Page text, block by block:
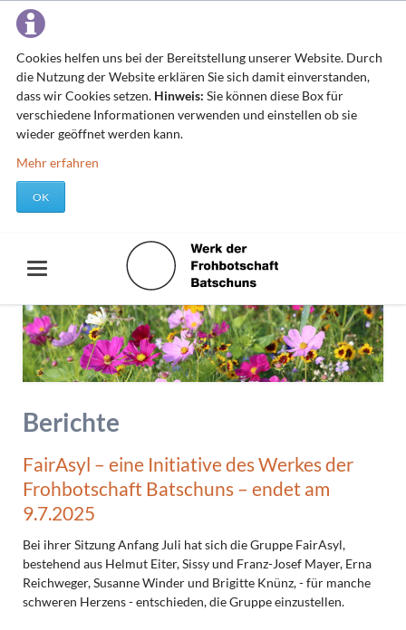
Cookies helfen uns bei der Bereitstellung unserer Website. Durch
die Nutzung der Website erklären Sie sich damit einverstanden,
dass wir Cookies setzen. Hinweis: Sie können diese Box für
verschiedene Informationen verwenden und einstellen ob sie
wieder geöffnet werden kann.
Mehr erfahren
OK
Berichte
FairAsyl – eine Initiative des Werkes der
Frohbotschaft Batschuns – endet am
9.7.2025
Bei ihrer Sitzung Anfang Juli hat sich die Gruppe FairAsyl,
bestehend aus Helmut Eiter, Sissy und Franz-Josef Mayer, Erna
Reichweger, Susanne Winder und Brigitte Knünz, - für manche
schweren Herzens - entschieden, die Gruppe einzustellen.